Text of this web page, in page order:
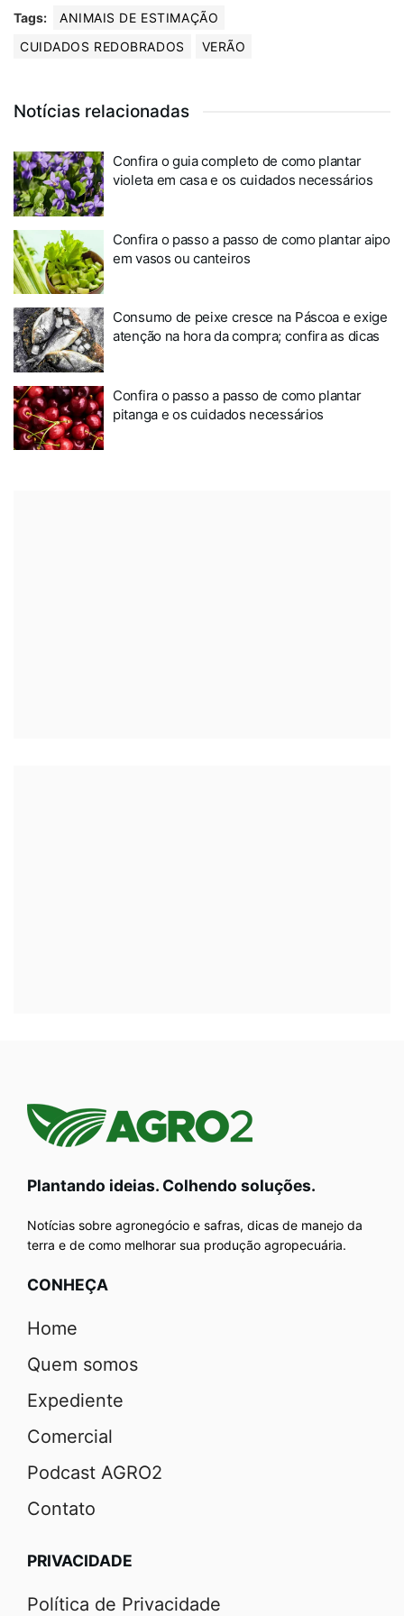
Tags:
ANIMAIS DE ESTIMAÇÃO
CUIDADOS REDOBRADOS
VERÃO
Notícias relacionadas
Confira o guia completo de como plantar
violeta em casa e os cuidados necessários
Confira o passo a passo de como plantar aipo
em vasos ou canteiros
Consumo de peixe cresce na Páscoa e exige
atenção na hora da compra; confira as dicas
Confira o passo a passo de como plantar
pitanga e os cuidados necessários
Plantando ideias. Colhendo soluções.
Notícias sobre agronegócio e safras, dicas de manejo da
terra e de como melhorar sua produção agropecuária.
CONHEÇA
Home
Quem somos
Expediente
Comercial
Podcast AGRO2
Contato
PRIVACIDADE
Política de Privacidade